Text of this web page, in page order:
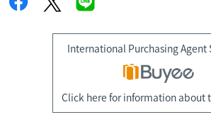
International Purchasing Agent
Click here for information about